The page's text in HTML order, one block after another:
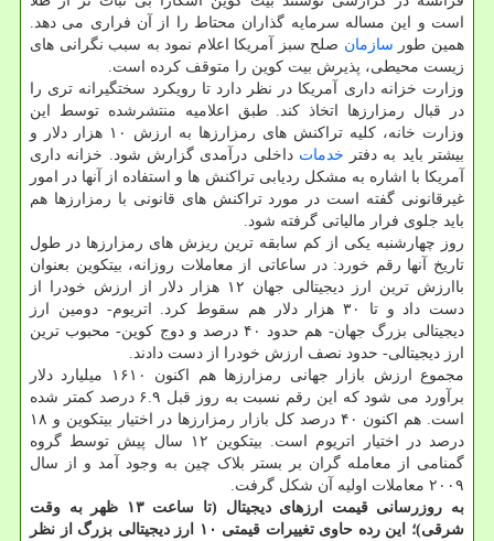
است و این مساله سرمایه گذاران محتاط را از آن فراری می دهد.
همین طور سازمان صلح سبز آمریکا اعلام نمود به سبب نگرانی های
زیست محیطی، پذیرش بیت کوین را متوقف کرده است.
وزارت خزانه داری آمریکا در نظر دارد تا رویکرد سختگیرانه تری را
در قبال رمزارزها اتخاذ کند. طبق اعلامیه منتشرشده توسط این
وزارت خانه، کلیه تراکنش های رمزارزها به ارزش ۱۰ هزار دلار و
بیشتر باید به دفتر خدمات داخلی درآمدی گزارش شود. خزانه داری
آمریکا با اشاره به مشکل ردیابی تراکنش ها و استفاده از آنها در امور
غیرقانونی گفته است در مورد تراکنش های قانونی با رمزارزها هم
باید جلوی فرار مالیاتی گرفته شود.
روز چهارشنبه یکی از کم سابقه ترین ریزش های رمزارزها در طول
تاریخ آنها رقم خورد: در ساعاتی از معاملات روزانه، بیتکوین بعنوان
باارزش ترین ارز دیجیتالی جهان ۱۲ هزار دلار از ارزش خودرا از
دست داد و تا ۳۰ هزار دلار هم سقوط کرد. اتریوم- دومین ارز
دیجیتالی بزرگ جهان- هم حدود ۴۰ درصد و دوج کوین- محبوب ترین
ارز دیجیتالی- حدود نصف ارزش خودرا از دست دادند.
مجموع ارزش بازار جهانی رمزارزها هم اکنون ۱۶۱۰ میلیارد دلار
برآورد می شود که این رقم نسبت به روز قبل ۶.۹ درصد کمتر شده
است. هم اکنون ۴۰ درصد کل بازار رمزارزها در اختیار بیتکوین و ۱۸
درصد در اختیار اتریوم است. بیتکوین ۱۲ سال پیش توسط گروه
گمنامی از معامله گران بر بستر بلاک چین به وجود آمد و از سال
۲۰۰۹ معاملات اولیه آن شکل گرفت.
به روزرسانی قیمت ارزهای دیجیتال (تا ساعت ۱۳ ظهر به وقت
شرقی)؛ این رده حاوی تغییرات قیمتی ۱۰ ارز دیجیتالی بزرگ از نظر